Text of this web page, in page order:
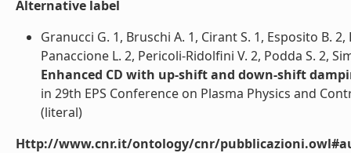
Alternative label
Granucci G. 1, Bruschi A. 1, Cirant S. 1, Esposito B.
Panaccione L. 2, Pericoli-Ridolfini V. 2, Podda S. 2,
Enhanced CD with up-shift and down-shift
in 29th EPS Conference on Plasma Physics and
(literal)
Http://www.cnr.it/ontology/cnr/